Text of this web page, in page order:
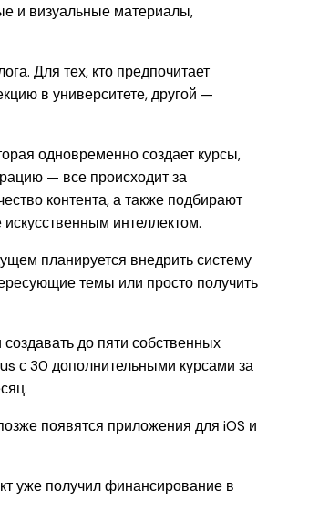
и визуальные материалы,
Для тех, кто предпочитает
в университете, другой —
одновременно создает курсы,
— все происходит за
контента, а также подбирают
интеллектом.
планируется внедрить систему
темы или просто получить
до пяти собственных
с 30 дополнительными курсами за
появятся приложения для iOS и
уже получил финансирование в